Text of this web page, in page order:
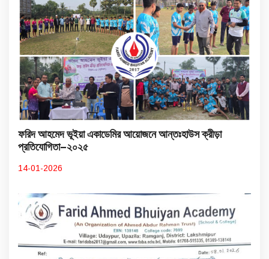
ফরিদ আহমেদ ভূইয়া একাডেমির আয়োজনে আন্তঃহাউস ক্রীড়া
প্রতিযোগিতা–২০২৫
14-01-2026